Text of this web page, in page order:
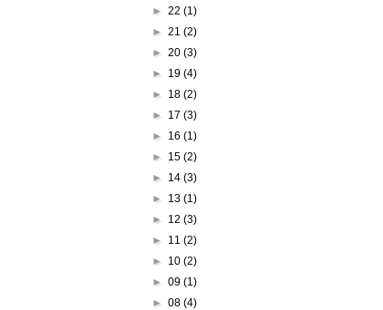
► 22 (1)
► 21 (2)
► 20 (3)
► 19 (4)
► 18 (2)
► 17 (3)
► 16 (1)
► 15 (2)
► 14 (3)
► 13 (1)
► 12 (3)
► 11 (2)
► 10 (2)
► 09 (1)
► 08 (4)